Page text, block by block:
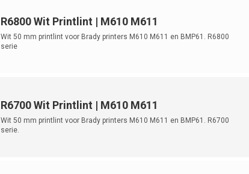
R6800 Wit Printlint | M610 M611
Wit 50 mm printlint voor Brady printers M610 M611 en BMP61. R6800
serie
R6700 Wit Printlint | M610 M611
Wit 50 mm printlint voor Brady printers M610 M611 en BMP61. R6700
serie.